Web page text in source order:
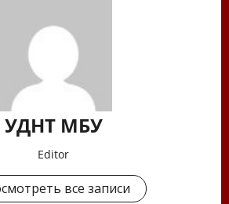
УДНТ МБУ
Editor
все записи